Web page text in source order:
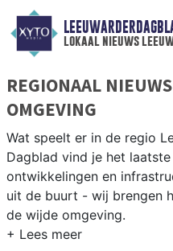
lokaal nieuws
REGIONAAL
OMGEVING
Wat speelt er in de regio
Dagblad vind je het
ontwikkelingen en
uit de buurt - wij brengen
de wijde omgeving.